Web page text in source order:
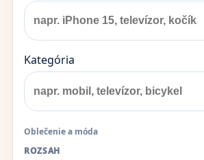
Kategória
Oblečenie a móda
ROZSAH